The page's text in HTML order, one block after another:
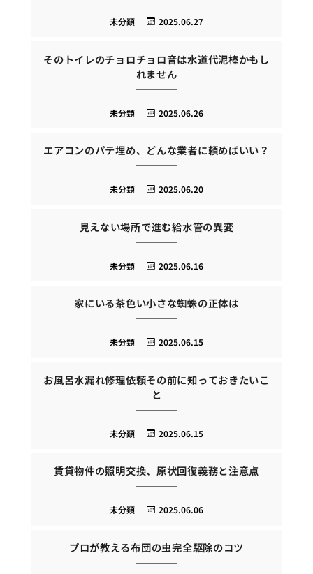
2025.06.27
未分類
そのトイレのチョロチョロ音は水道代泥棒かもし
れません
2025.06.26
未分類
エアコンのパテ埋め、どんな業者に頼めばいい？
2025.06.20
未分類
見えない場所で進む給水管の異変
2025.06.16
未分類
家にいる茶色い小さな蜘蛛の正体は
2025.06.15
未分類
お風呂水漏れ修理依頼その前に知っておきたいこ
と
2025.06.15
未分類
賃貸物件の照明交換、原状回復義務と注意点
2025.06.06
未分類
プロが教える布団の虫完全駆除のコツ